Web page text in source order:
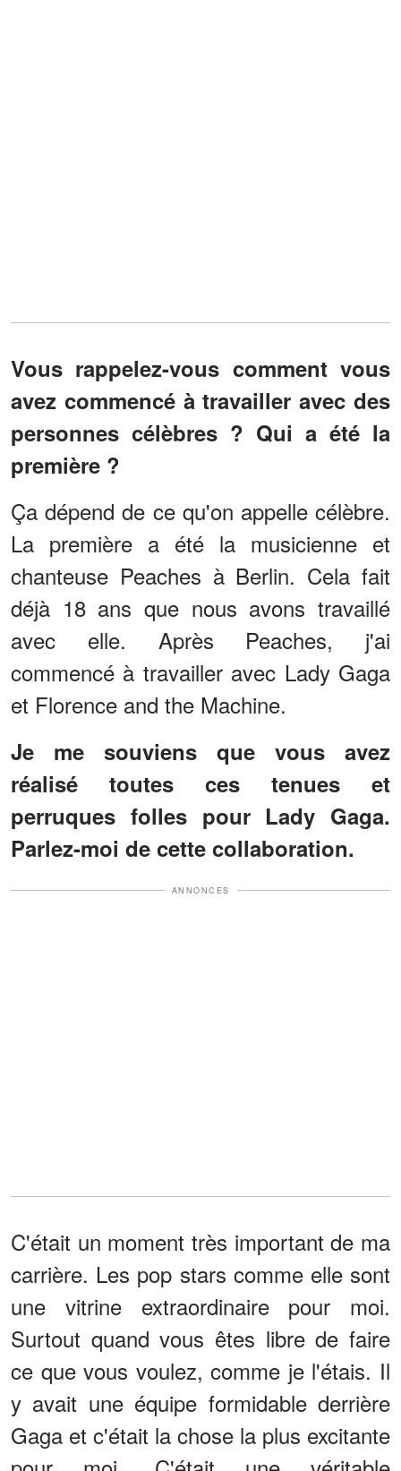
Vous rappelez-vous comment vous
avez commencé à travailler avec des
personnes célèbres ? Qui a été la
première ?
Ça dépend de ce qu'on appelle célèbre.
La première a été la musicienne et
chanteuse Peaches à Berlin. Cela fait
déjà 18 ans que nous avons travaillé
avec elle. Après Peaches, j'ai
commencé à travailler avec Lady Gaga
et Florence and the Machine.
Je me souviens que vous avez
réalisé toutes ces tenues et
perruques folles pour Lady Gaga.
Parlez-moi de cette collaboration.
ANNONCES
C'était un moment très important de ma
carrière. Les pop stars comme elle sont
une vitrine extraordinaire pour moi.
Surtout quand vous êtes libre de faire
ce que vous voulez, comme je l'étais. Il
y avait une équipe formidable derrière
Gaga et c'était la chose la plus excitante